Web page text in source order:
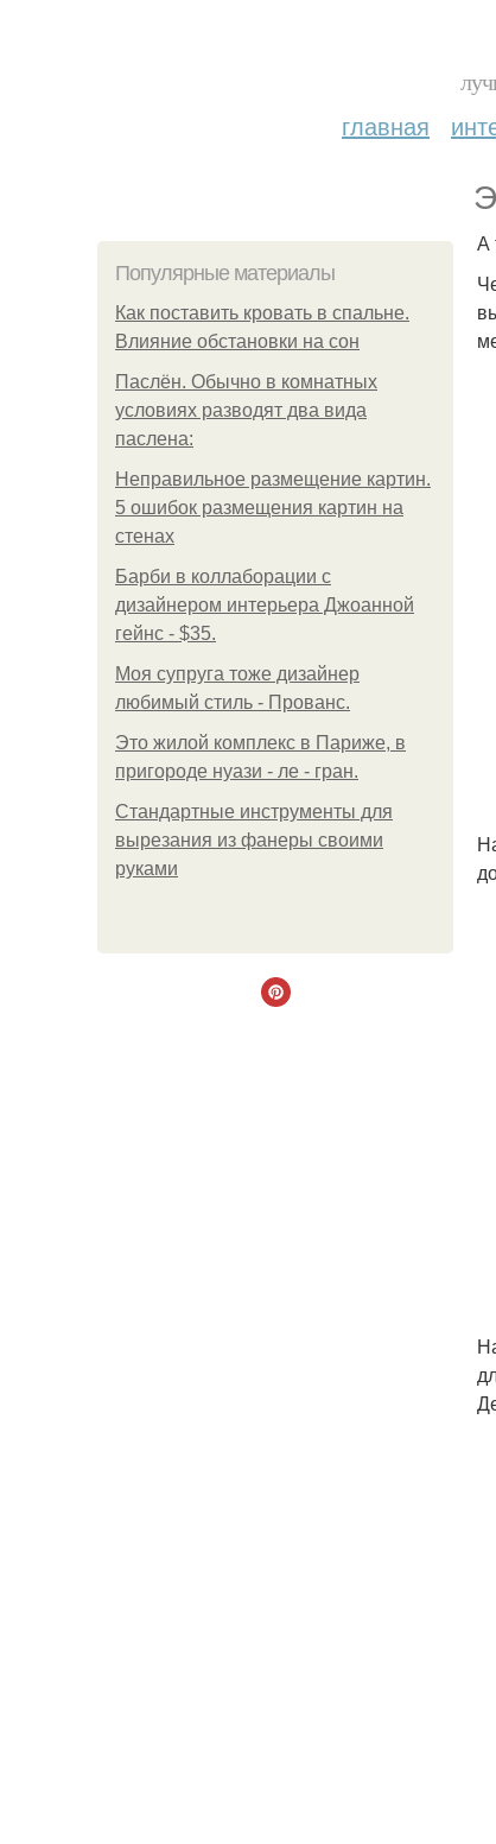
главная
Популярные материалы
Как поставить кровать в спальне.
Влияние обстановки на сон
Паслён. Обычно в комнатных
условиях разводят два вида
паслена:
Неправильное размещение картин.
5 ошибок размещения картин на
стенах
Барби в коллаборации с
дизайнером интерьера Джоанной
гейнс - $35.
Моя супруга тоже дизайнер
любимый стиль - Прованс.
Это жилой комплекс в Париже, в
пригороде нуази - ле - гран.
Стандартные инструменты для
вырезания из фанеры своими
руками
А